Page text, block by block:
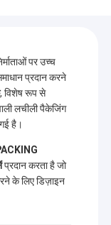
पर उच्च
प्रदान करने
, विशेष रूप से
लचीली पैकेजिंग
है।
प्रदान करता है जो
के लिए डिज़ाइन